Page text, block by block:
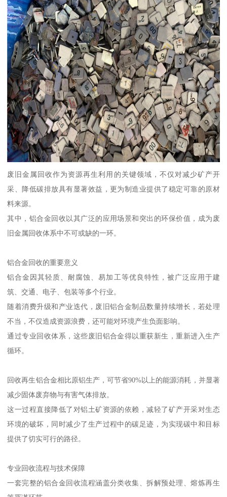
废旧金属回收作为资源再生利用的关键领域，不仅对减少矿产开
采、降低碳排放具有显著效益，更为制造业提供了稳定可靠的原材
料来源。
其中，铝合金回收以其广泛的应用场景和突出的环保价值，成为废
旧金属回收体系中不可或缺的一环。
铝合金回收的重要意义
铝合金因其轻质、耐腐蚀、易加工等优良特性，被广泛应用于建
筑、交通、电子、包装等多个行业。
随着消费升级和产业迭代，废旧铝合金制品数量持续增长，若处理
不当，不仅造成资源浪费，还可能对环境产生负面影响。
通过专业回收体系，这些废旧铝合金得以重获新生，重新进入生产
循环。
回收再生铝合金相比原铝生产，可节省90%以上的能源消耗，并显著
减少固体废弃物与有害气体排放。
这一过程直接降低了对铝土矿资源的依赖，减轻了矿产开采对生态
环境的破坏，同时减少了生产过程中的碳足迹，为实现碳中和目标
提供了切实可行的路径。
专业回收流程与技术保障
一套完整的铝合金回收流程涵盖分类收集、拆解预处理、熔炼再生